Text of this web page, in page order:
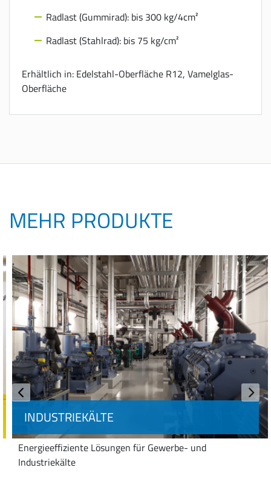
Radlast (Gummirad): bis 300 kg/4cm²
Radlast (Stahlrad): bis 75 kg/cm²
Erhältlich in: Edelstahl-Oberfläche R12, Vamelglas-
Oberfläche
MEHR PRODUKTE
INDUSTRIEKÄLTE
Energieeffiziente Lösungen für Gewerbe- und
Industriekälte